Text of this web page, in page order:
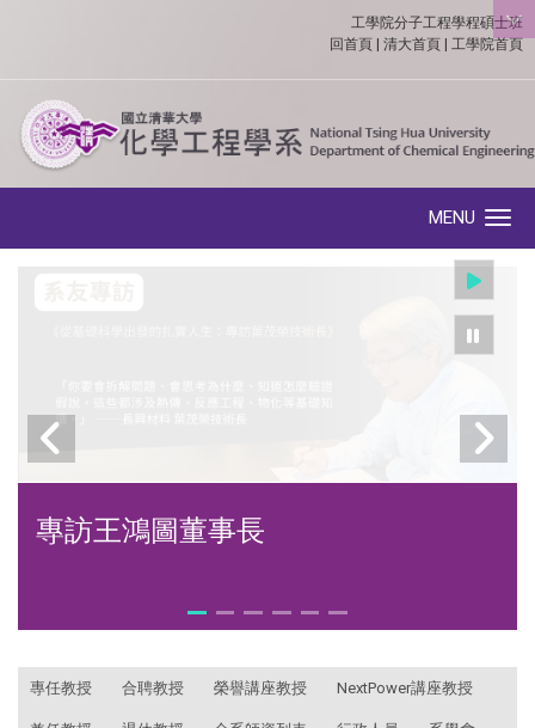
:::
工學院分子工程學程碩士班
回首頁
清大首頁 工學院首頁
MENU
專訪王鴻圖董事長
專任教授 合聘教授 榮譽講座教授 NextPower講座教授